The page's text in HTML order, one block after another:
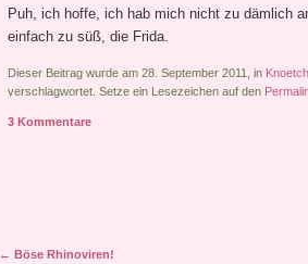
Puh, ich hoffe, ich hab mich nicht zu dämlich
einfach zu süß, die Frida.
Dieser Beitrag wurde am 28. September 2011, in
verschlagwortet. Setze ein Lesezeichen auf den
3 Kommentare
Artikel-Navigation
← Böse Rhinoviren!